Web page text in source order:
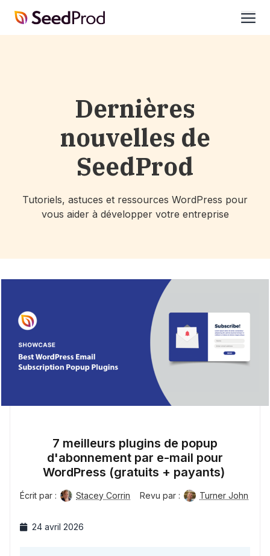
SeedProd
Dernières
nouvelles de
SeedProd
Tutoriels, astuces et ressources WordPress pour
vous aider à développer votre entreprise
7 meilleurs plugins de popup
d'abonnement par e-mail pour
WordPress (gratuits + payants)
Écrit par : Stacey Corrin Revu par : Turner John
24 avril 2026